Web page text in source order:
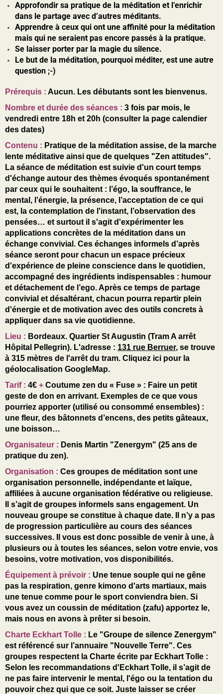
Approfondir sa pratique de la méditation et l’enrichir
dans le partage avec d’autres méditants.
Apprendre à ceux qui ont une affinité pour la méditation
mais qui ne seraient pas encore passés à la pratique.
Se laisser porter par la magie du silence.
Le but de la méditation, pourquoi méditer, est une autre
question ;-)
Prérequis : Aucun. Les débutants sont les bienvenus.
Nombre et durée des séances : 3 fois par mois, le
vendredi entre 18h et 20h (consulter la page calendier
des dates)
Contenu : Pratique de la méditation assise, de la marche
lente méditative ainsi que de quelques "Zen attitudes".
La séance de méditation est suivie d'un court temps
d'échange autour des thèmes évoqués spontanément
par ceux qui le souhaitent : l’égo, la souffrance, le
mental, l’énergie, la présence, l’acceptation de ce qui
est, la contemplation de l'instant, l’observation des
pensées… et surtout il s'agit d'expérimenter les
applications concrètes de la méditation dans un
échange convivial. Ces échanges informels d’après
séance seront pour chacun un espace précieux
d'expérience de pleine conscience dans le quotidien,
accompagné des ingrédients indispensables : humour
et détachement de l’ego. Après ce temps de partage
convivial et désaltérant, chacun pourra repartir plein
d'énergie et de motivation avec des outils concrets à
appliquer dans sa vie quotidienne.
Lieu : Bordeaux. Quartier St Augustin (Tram A arrêt
Hôpital Pellegrin). L'adresse : 131 rue Berruer, se trouve
à 315 mètres de l'arrêt du tram. Cliquez ici pour la
géolocalisation GoogleMap.
Tarif : 4€ + Coutume zen du « Fuse » : Faire un petit
geste de don en arrivant. Exemples de ce que vous
pourriez apporter (utilisé ou consommé ensembles) :
une fleur, des bâtonnets d’encens, des petits gâteaux,
une boisson…
Organisateur : Denis Martin "Zenergym" (25 ans de
pratique du zen).
Organisation : Ces groupes de méditation sont une
organisation personnelle, indépendante et laïque,
affiliées à aucune organisation fédérative ou religieuse.
Il s’agit de groupes informels sans engagement. Un
nouveau groupe se constitue à chaque date. Il n’y a pas
de progression particulière au cours des séances
successives. Il vous est donc possible de venir à une, à
plusieurs ou à toutes les séances, selon votre envie, vos
besoins, votre motivation, vos disponibilités.
Équipement à prévoir : Une tenue souple qui ne gêne
pas la respiration, genre kimono d'arts martiaux, mais
une tenue comme pour le sport conviendra bien. Si
vous avez un coussin de méditation (zafu) apportez le,
mais nous en avons à prêter si besoin.
Charte Eckhart Tolle : Le "Groupe de silence Zenergym"
est référencé sur l’annuaire "Nouvelle Terre". Ces
groupes respectent la Charte écrite par Eckhart Tolle :
Selon les recommandations d'Eckhart Tolle, il s’agit de
ne pas faire intervenir le mental, l'égo ou la tentation du
pouvoir chez qui que ce soit. Juste laisser se créer